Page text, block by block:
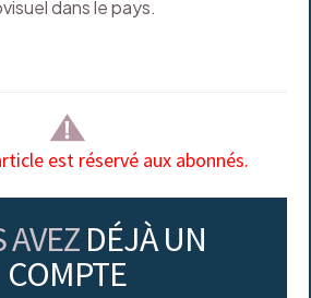
dans le pays.
est réservé aux abonnés.
AVEZ DÉJÀ UN
COMPTE